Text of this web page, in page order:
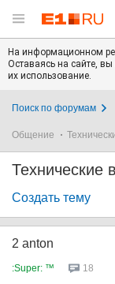
На информационном
Оставаясь на сайте,
их использование.
Поиск по форумам
Общение
Технические
Создать тему
2 anton
:Super: ™ 18